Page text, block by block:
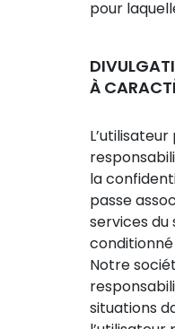
pour
À
la
passe
services du
Notre
situations